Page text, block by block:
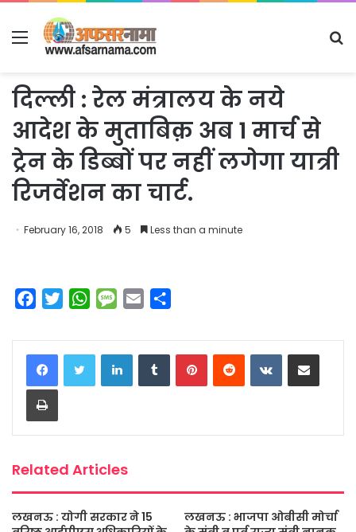
Menu
दिल्ली : रेल मंत्रालय के नये
आदेश के मुताबिक़ अब 1 मार्च से
ट्रेन के डिब्बों पर नहीं लगेगा यात्री
रिजर्वेशन का चार्ट.
February 16, 2018 5 Less than a minute
c
e
b
o
o
i
t
t
W
a
t
s
M
s
s
a
a
i
a
r
e
LinkedInTumblrPinterestReddit VKontakteShare via Email
Print
Related Articles
लखनऊ : योगी सरकार ने 15
लखनऊ : भाजपा ओबीसी मोर्चा